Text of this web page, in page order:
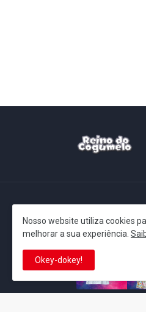
Nosso website utiliza cookies
melhorar a sua experiência.
Okey-dokey!